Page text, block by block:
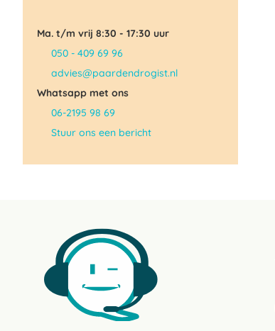
Ma. t/m vrij 8:30 - 17:30 uur
050 - 409 69 96
advies@paardendrogist.nl
Whatsapp met ons
06-2195 98 69
Stuur ons een bericht